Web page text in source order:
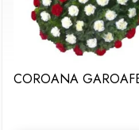
COROANA